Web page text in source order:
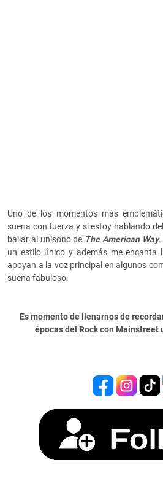
Uno de los momentos más
suena con fuerza y si estoy hablando
bailar al unísono de The American Way.
un estilo único y además me encanta
apoyan a la voz principal en algunos
suena fabuloso.
Es momento de llenarnos de
épocas del Rock con Mainstreet